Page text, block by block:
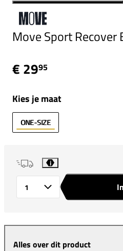
Move Sport
€ 2995
Kies je maat
ONE-SIZE
i
Alles over dit product